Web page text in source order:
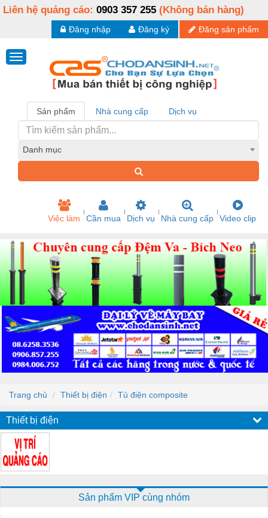
Liên hệ quảng cáo: 0903 357 255 (Không bán hàng)
Đăng sản phẩm
Đăng ký
Đăng nhập
Sản phẩm Nhà cung cấp Dịch vụ
Danh mục
Việc làm Cần mua Dịch vụ Nhà cung cấp Video clip
Trang chủ Thiết bị điện Tủ điện composite
Thiết bị điện
Sản phẩm VIP cùng nhóm